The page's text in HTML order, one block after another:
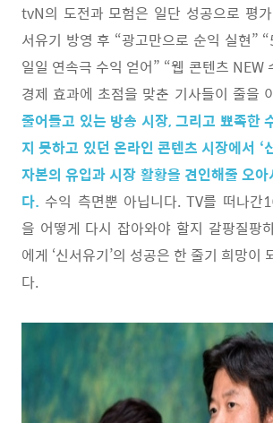
tvN의 도전과 모험은 일단 성공으로 평
서유기 방영 후 “광고만으로 순익 실현”
일일 연속극 수익 얻어” “웹 콘텐츠 NEW
경제 효과에 초점을 맞춘 기사들이 줄을
줄어들고 있는 방송 시장, 그리고 뾰족한
지 못하고 있던 온라인 콘텐츠 시장에서 ‘
자본의 유입과 시장 활황을 견인해줄 오
다. 수익 측면뿐 아닙니다. TV를 떠나간
을 어떻게 다시 잡아와야 할지 갈팡질팡
에게 ‘신서유기’의 성공은 한 줄기 희망이
다.